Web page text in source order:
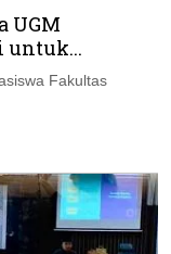
UGM
untuk...
Fakultas